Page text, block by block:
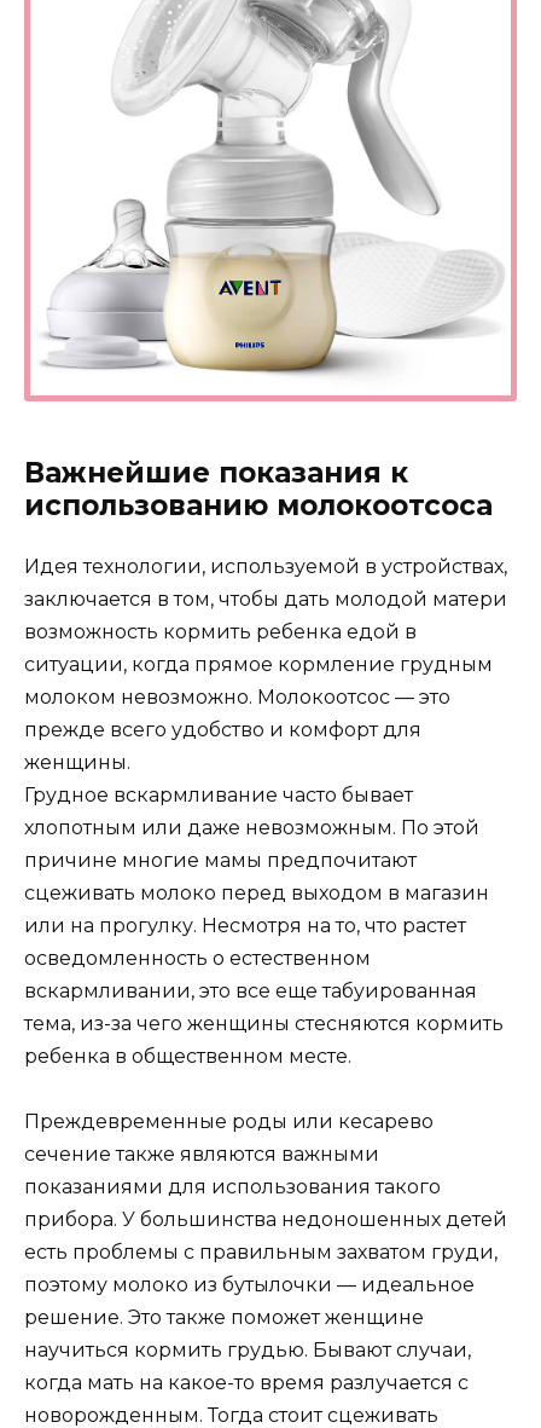
Важнейшие показания к
использованию молокоотсоса
Идея технологии, используемой в устройствах,
заключается в том, чтобы дать молодой матери
возможность кормить ребенка едой в
ситуации, когда прямое кормление грудным
молоком невозможно. Молокоотсос — это
прежде всего удобство и комфорт для
женщины.
Грудное вскармливание часто бывает
хлопотным или даже невозможным. По этой
причине многие мамы предпочитают
сцеживать молоко перед выходом в магазин
или на прогулку. Несмотря на то, что растет
осведомленность о естественном
вскармливании, это все еще табуированная
тема, из-за чего женщины стесняются кормить
ребенка в общественном месте.
Преждевременные роды или кесарево
сечение также являются важными
показаниями для использования такого
прибора. У большинства недоношенных детей
есть проблемы с правильным захватом груди,
поэтому молоко из бутылочки — идеальное
решение. Это также поможет женщине
научиться кормить грудью. Бывают случаи,
когда мать на какое-то время разлучается с
новорожденным. Тогда стоит сцеживать